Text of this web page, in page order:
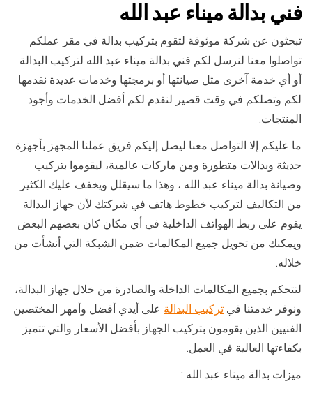
فني بدالة ميناء عبد الله
تبحثون عن شركة موثوقة لتقوم بتركيب بدالة في مقر عملكم
تواصلوا معنا لنرسل لكم فني بدالة ميناء عبد الله لتركيب البدالة
أو أي خدمة آخرى مثل صيانتها أو برمجتها وخدمات عديدة نقدمها
لكم وتصلكم في وقت قصير لنقدم لكم أفضل الخدمات وأجود
المنتجات.
ما عليكم إلا التواصل معنا ليصل إليكم فريق عملنا المجهز بأجهزة
حديثة وبدالات متطورة ومن ماركات عالمية، ليقوموا بتركيب
وصيانة بدالة ميناء عبد الله ، وهذا ما سيقلل ويخفف عليك الكثير
من التكاليف لتركيب خطوط هاتف في شركتك لأن جهاز البدالة
يقوم على ربط الهواتف الداخلية في أي مكان كان بعضهم البعض
ويمكنك من تحويل جميع المكالمات ضمن الشبكة التي أنشأت من
خلاله.
لتتحكم بجميع المكالمات الداخلة والصادرة من خلال جهاز البدالة،
ونوفر خدمتنا في تركيب البدالة على أيدي أفضل وأمهر المختصين
الفنيين الذين يقومون بتركيب الجهاز بأفضل الأسعار والتي تتميز
بكفاءتها العالية في العمل.
ميزات بدالة ميناء عبد الله :